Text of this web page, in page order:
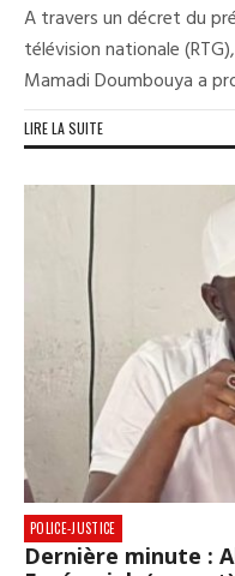
A travers un décret du
télévision nationale
Mamadi Doumbouya a
LIRE LA SUITE
POLICE-JUSTICE
Dernière minute :